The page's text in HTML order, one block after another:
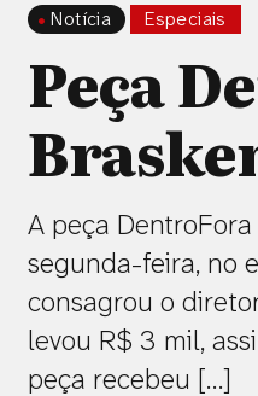
Especiais
Notícia
Peça
A peça
segunda-feira, no
consagrou o
levou R$ 3 mil,
peça recebeu […]